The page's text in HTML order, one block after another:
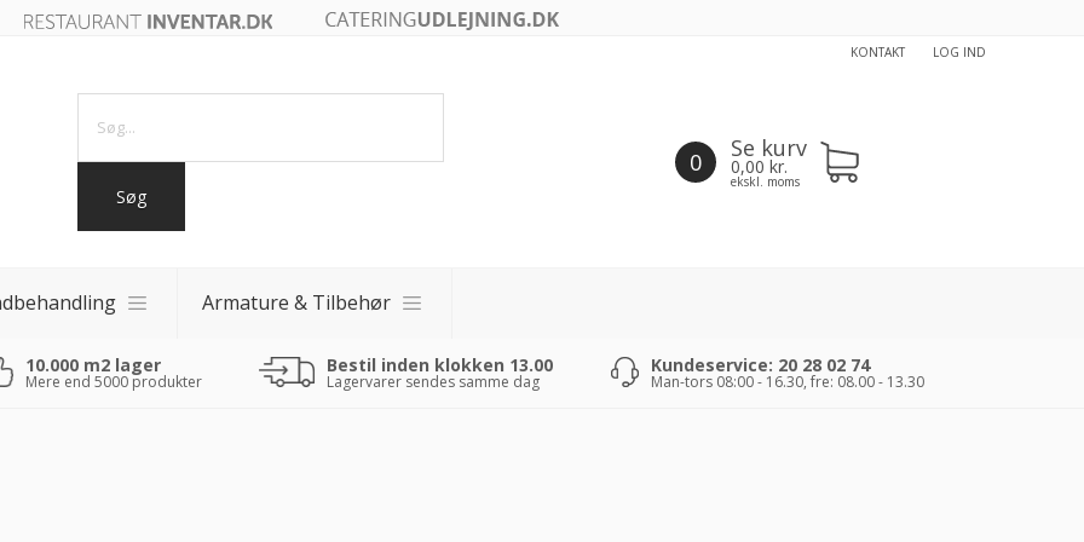
KONTAKT LOG IND
0 Se kurv
0,00 kr.
ekskl. moms
Armature & Tilbehør
10.000 m2 lager
Mere end 5000 produkter
Bestil inden klokken 13.00
Lagervarer sendes samme dag
Kundeservice: 20 28 02 74
Man-tors 08:00 - 16.30, fre: 08.00 - 13.30